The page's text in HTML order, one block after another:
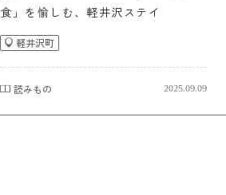
食」を愉しむ、軽井沢ステイ
軽井沢町
読みもの 2025.09.09